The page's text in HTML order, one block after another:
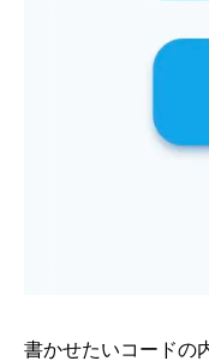
書かせたいコードの